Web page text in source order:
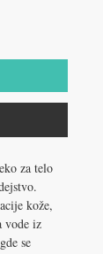
za telo
kože,
vode iz
se